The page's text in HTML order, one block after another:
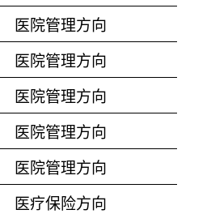
医院管理方向
医院管理方向
医院管理方向
医院管理方向
医院管理方向
医疗保险方向